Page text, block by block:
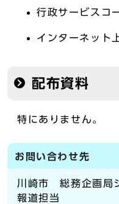
行政サービスコ
インターネット
配布資料
特にありません。
お問い合わせ先
川崎市 総務企画局
報道担当